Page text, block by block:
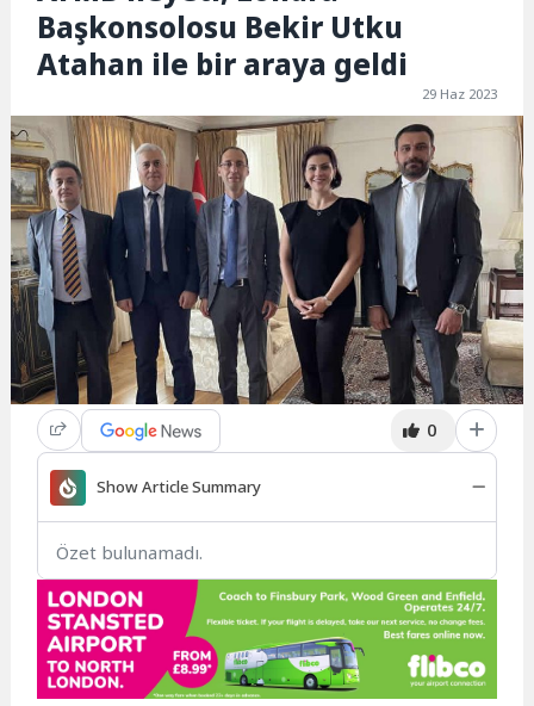
Başkonsolosu Bekir Utku
Atahan ile bir araya geldi
29 Haz 2023
0
Show Article Summary
Özet bulunamadı.